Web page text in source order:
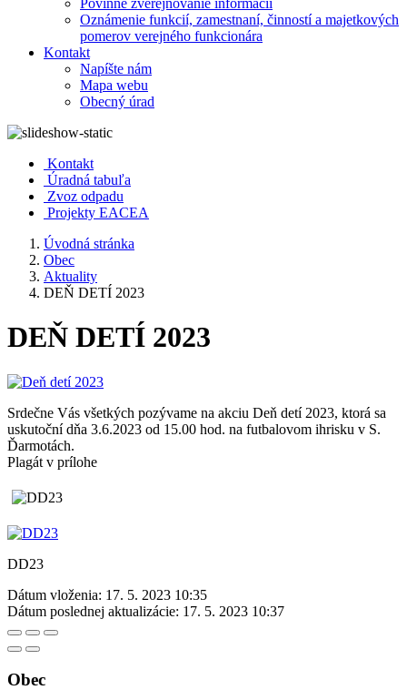
Povinné zverejňovanie informácií
Oznámenie funkcií, zamestnaní, činností a majetkových
pomerov verejného funkcionára
Kontakt
Napíšte nám
Mapa webu
Obecný úrad
Kontakt
Úradná tabuľa
Zvoz odpadu
Projekty EACEA
Úvodná stránka
Obec
Aktuality
DEŇ DETÍ 2023
DEŇ DETÍ 2023
Srdečne Vás všetkých pozývame na akciu Deň detí 2023, ktorá sa
uskutoční dňa 3.6.2023 od 15.00 hod. na futbalovom ihrisku v S.
Ďarmotách.
Plagát v prílohe
DD23
Dátum vloženia: 17. 5. 2023 10:35
Dátum poslednej aktualizácie: 17. 5. 2023 10:37
Obec